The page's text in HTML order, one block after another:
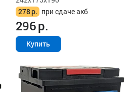
278р. при сдаче акб
296р.
Купить